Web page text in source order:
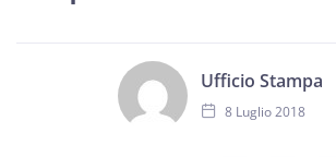
Ufficio Stampa
8 Luglio 2018